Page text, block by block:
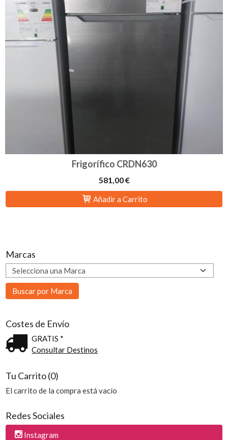
Marcas
Costes de Envío
GRATIS *
Consultar Destinos
Tu Carrito (0)
El carrito de la compra está vacío
Redes Sociales
Instagram
Frigorífico CRDN630
581,00 €
Añadir a Carrito